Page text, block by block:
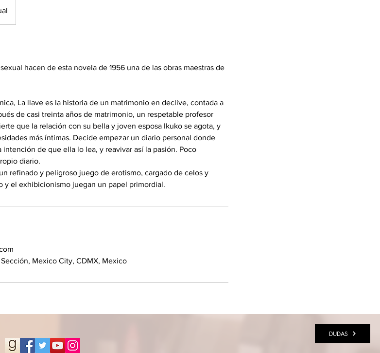
hacen de esta novela de 1956 una de las obras maestras de
La llave es la historia de un matrimonio en declive, contada a
de casi treinta años de matrimonio, un respetable profesor
que la relación con su bella y joven esposa Ikuko se agota, y
más íntimas. Decide empezar un diario personal donde
intención de que ella lo lea, y reavivar así la pasión. Poco
diario.
refinado y peligroso juego de erotismo, cargado de celos y
y el exhibicionismo juegan un papel primordial.
Mexico City, CDMX, Mexico
DUDAS